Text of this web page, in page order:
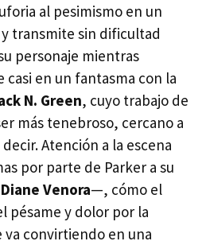
al pesimismo en un
transmite sin dificultad
personaje mientras
casi en un fantasma con la
N. Green, cuyo trabajo de
más tenebroso, cercano a
Atención a la escena
por parte de Parker a su
Diane Venora—, cómo el
pésame y dolor por la
va convirtiendo en una